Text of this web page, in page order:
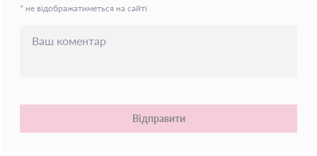
* не відображатиметься на сайті
Відправити